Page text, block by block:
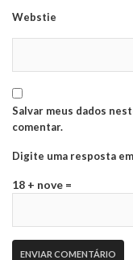
Webstie
Salvar meus dados
comentar.
Digite uma resposta
18 + nove =